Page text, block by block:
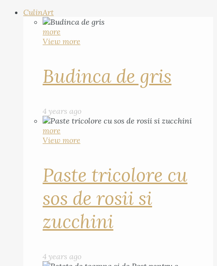
CulinArt
more
View more
Budinca de gris
4 years ago
more
View more
Paste tricolore cu
sos de rosii si
zucchini
4 years ago